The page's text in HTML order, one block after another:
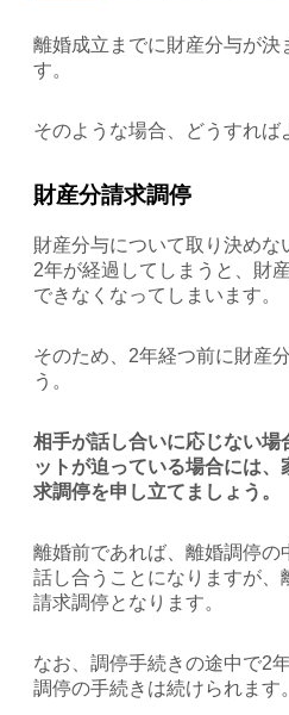
離婚成立までに財産分与が決
す。
そのような場合、どうすれば
財産分請求調停
財産分与について取り決めな
2年が経過してしまうと、財
できなくなってしまいます。
そのため、2年経つ前に財産
う。
相手が話し合いに応じない場
ットが迫っている場合には
求調停を申し立てましょう。
離婚前であれば、離婚調停の
話し合うことになりますが、
請求調停となります。
なお、調停手続きの途中で2
調停の手続きは続けられます。